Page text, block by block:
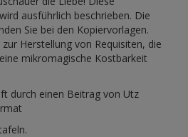
ausführlich beschrieben. Die
Sie bei den Kopiervorlagen.
Herstellung von Requisiten, die
mikromagische Kostbarkeit
durch einen Beitrag von Utz